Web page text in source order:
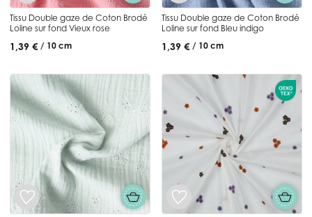
Tissu Double gaze de Coton Brodé
Loline sur fond Vieux rose
1,39 € / 10 cm
Tissu Double gaze de Coton Brodé
Loline sur fond Bleu indigo
1,39 € / 10 cm